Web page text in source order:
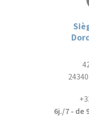
6j./7 - de